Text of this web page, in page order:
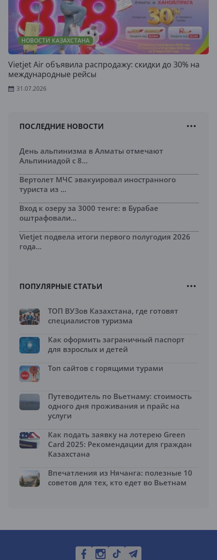
НОВОСТИ КАЗАХСТАНА
Vietjet Air объявила распродажу: скидки до 30% на
международные рейсы
31.07.2026
ПОСЛЕДНИЕ НОВОСТИ
День альпинизма в Алматы отмечают
Альпиниадой с 8...
Вертолет МЧС эвакуировал иностранного
туриста из ...
Вход к озеру за 3000 тенге: в Бурабае
оштрафовали...
Vietjet подвела итоги первого полугодия 2026
года...
ПОПУЛЯРНЫЕ СТАТЬИ
ТОП ВУЗов Казахстана, где готовят
специалистов туризма
Как оформить заграничный паспорт
для взрослых и детей
Топ сайтов с горящими турами
Путеводитель по Вьетнаму: стоимость
одного дня проживания и прайс на
услуги
Как подать заявку на лотерею Green
Card 2025: Рекомендации для граждан
Казахстана
Впечатления из Нячанга: полезные 10
советов для тех, кто едет во Вьетнам